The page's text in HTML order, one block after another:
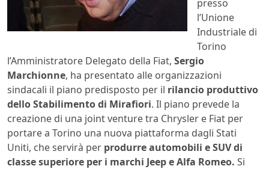
presso
l’Unione
Industriale di
Torino
l’Amministratore Delegato della Fiat, Sergio
Marchionne, ha presentato alle organizzazioni
sindacali il piano predisposto per il rilancio produttivo
dello Stabilimento di Mirafiori. Il piano prevede la
creazione di una joint venture tra Chrysler e Fiat per
portare a Torino una nuova piattaforma dagli Stati
Uniti, che servirà per produrre automobili e SUV di
classe superiore per i marchi Jeep e Alfa Romeo. Si